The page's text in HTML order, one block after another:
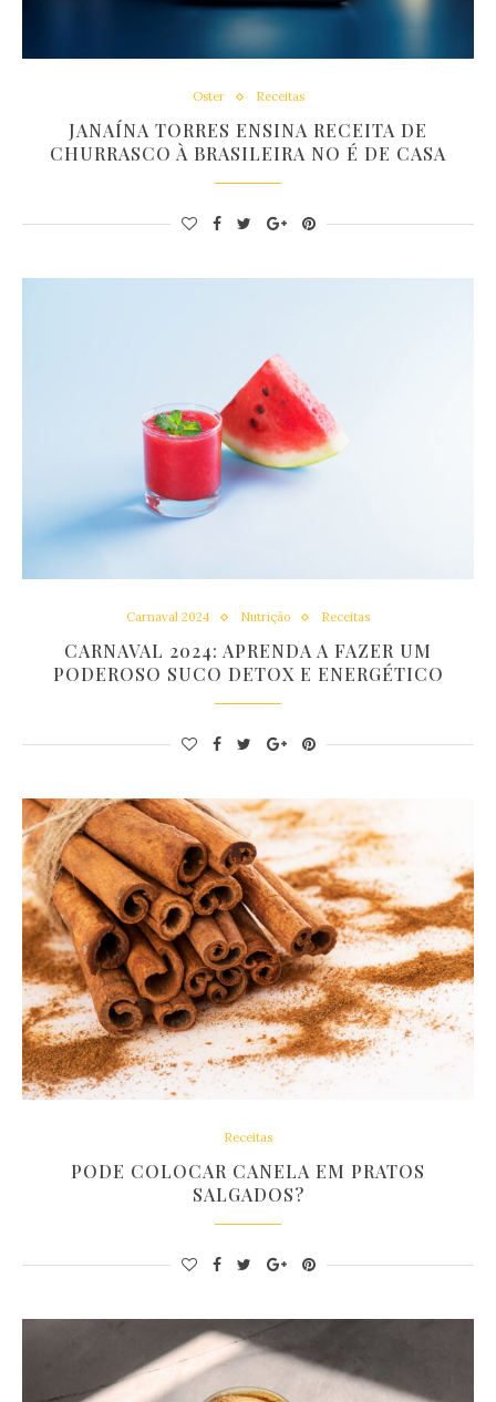
Oster Receitas
JANAÍNA TORRES ENSINA RECEITA DE
CHURRASCO À BRASILEIRA NO É DE CASA
Carnaval 2024 Nutrição Receitas
CARNAVAL 2024: APRENDA A FAZER UM
PODEROSO SUCO DETOX E ENERGÉTICO
Receitas
PODE COLOCAR CANELA EM PRATOS
SALGADOS?